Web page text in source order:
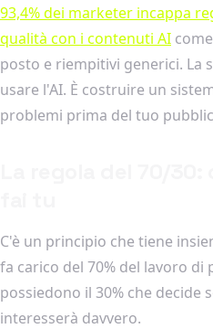
93,4% dei marketer incappa
qualità con i contenuti AI
posto e riempitivi generici. La
usare l'AI. È costruire un
problemi prima del tuo
C'è un principio che tiene
fa carico del 70% del lavoro
possiedono il 30% che decide
interesserà davvero.